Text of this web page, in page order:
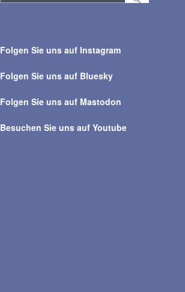
alle
Folgen Sie uns auf Instagram
Folgen Sie uns auf Bluesky
Folgen Sie uns auf Mastodon
Besuchen Sie uns auf Youtube